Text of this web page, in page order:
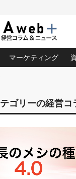
っとい
業に」
の「１位づくり」戦略
化する「業務改善」
築く ビジネス・ク
ザー「人を大切にし
のM&A入門(3)
マーケティング
ネット戦略成功の
ビジネスを一瞬で
大復活＆快進撃！
は(5)
ゴリーの経営コ